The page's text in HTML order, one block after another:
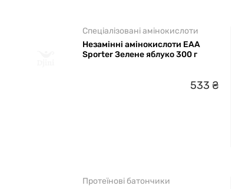
Спеціалізовані амінокислоти
Незамінні амінокислоти EAA
Sporter Зелене яблуко 300 г
533 ₴
Протеїнові батончики